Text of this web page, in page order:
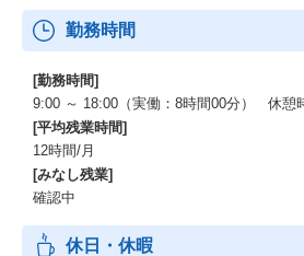
勤務時間
[勤務時間]
9:00 ～ 18:00（実働：8時間00分） 休憩
[平均残業時間]
12時間/月
[みなし残業]
確認中
休日・休暇